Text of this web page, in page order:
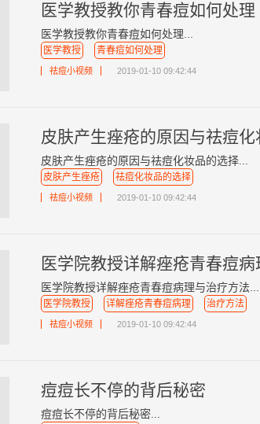
医学教授教你青春痘如何处理
医学教授教你青春痘如何处理...
医学教授 青春痘如何处理
祛痘小视频 2019-01-10 09:42:44
皮肤产生痤疮的原因与祛痘
皮肤产生痤疮的原因与祛痘化妆品的选择...
皮肤产生痤疮 祛痘化妆品的选择
祛痘小视频 2019-01-10 09:42:44
医学院教授详解痤疮青春痘
医学院教授详解痤疮青春痘病理与治疗方法...
医学院教授 详解痤疮青春痘病理 治疗方法
祛痘小视频 2019-01-10 09:42:44
痘痘长不停的背后秘密
痘痘长不停的背后秘密...